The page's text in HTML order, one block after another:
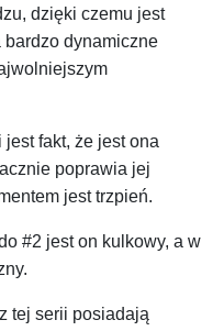
dzięki czemu jest
bardzo dynamiczne
jest fakt, że jest ona
poprawia jej
jest trzpień.
#2 jest on kulkowy, a w
tej serii posiadają